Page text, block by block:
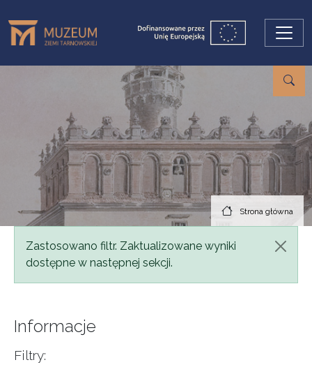
Strona główna
Komunikat
Zastosowano filtr. Zaktualizowane wyniki
dostępne w następnej sekcji.
Informacje
Filtry: